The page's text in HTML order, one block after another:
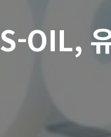
S-OIL,